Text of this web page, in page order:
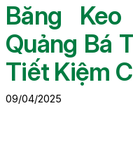
Băng
Quảng Bá
Tiết Kiệm
09/04/2025